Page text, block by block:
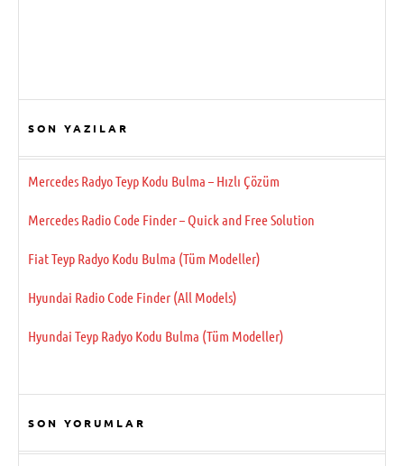
SON YAZILAR
Mercedes Radyo Teyp Kodu Bulma – Hızlı Çözüm
Mercedes Radio Code Finder – Quick and Free Solution
Fiat Teyp Radyo Kodu Bulma (Tüm Modeller)
Hyundai Radio Code Finder (All Models)
Hyundai Teyp Radyo Kodu Bulma (Tüm Modeller)
SON YORUMLAR